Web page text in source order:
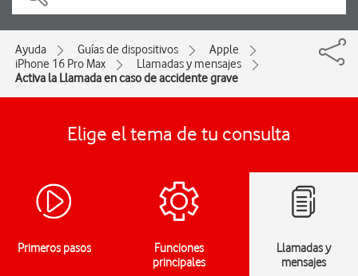
Ayuda Guías de dispositivos
Apple
iPhone 16 Pro Max
Llamadas y mensajes
Activa la Llamada en caso de accidente grave
Elige el tema de tu consulta
Primeros pasos
Funciones
principales
Llamadas y
mensajes